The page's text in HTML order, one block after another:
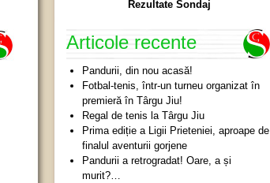
Rezultate Sondaj
Articole recente
Pandurii, din nou acasă!
Fotbal-tenis, într-un turneu organizat în
premieră în Târgu Jiu!
Regal de tenis la Târgu Jiu
Prima ediție a Ligii Prieteniei, aproape de
finalul aventurii gorjene
Pandurii a retrogradat! Oare, a și
murit?…